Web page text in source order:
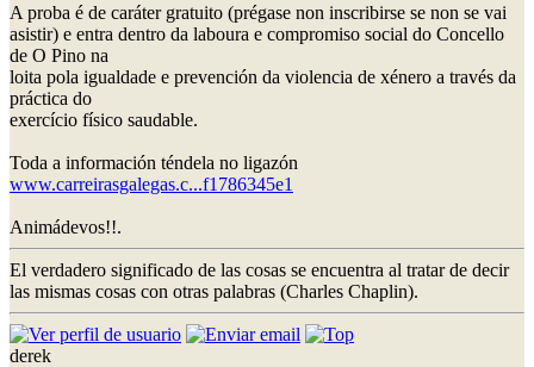
A proba é de caráter gratuito (prégase non inscribirse se non se vai
asistir) e entra dentro da laboura e compromiso social do Concello
de O Pino na
loita pola igualdade e prevención da violencia de xénero a través da
práctica do
exercício físico saudable.
Toda a información téndela no ligazón
www.carreirasgalegas.c...f1786345e1
Animádevos!!.
El verdadero significado de las cosas se encuentra al tratar de decir
las mismas cosas con otras palabras (Charles Chaplin).
derek